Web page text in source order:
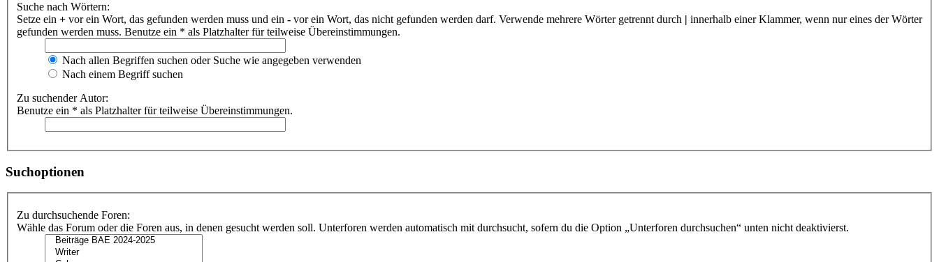
Suche nach Wörtern:
Setze ein + vor ein Wort, das gefunden werden muss und ein - vor ein Wort, das nicht gefunden werden darf. Verwende mehrere Wörter getrennt durch | innerhalb einer Klammer, wenn nur eines der Wörter
gefunden werden muss. Benutze ein * als Platzhalter für teilweise Übereinstimmungen.
Nach allen Begriffen suchen oder Suche wie angegeben verwenden
Nach einem Begriff suchen
Zu suchender Autor:
Benutze ein * als Platzhalter für teilweise Übereinstimmungen.
Suchoptionen
Zu durchsuchende Foren:
Wähle das Forum oder die Foren aus, in denen gesucht werden soll. Unterforen werden automatisch mit durchsucht, sofern du die Option „Unterforen durchsuchen“ unten nicht deaktivierst.